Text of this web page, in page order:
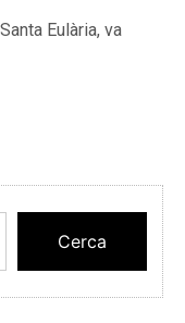
Eulària, va
Cerca